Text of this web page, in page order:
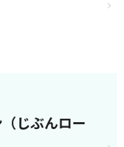
じぶんロー